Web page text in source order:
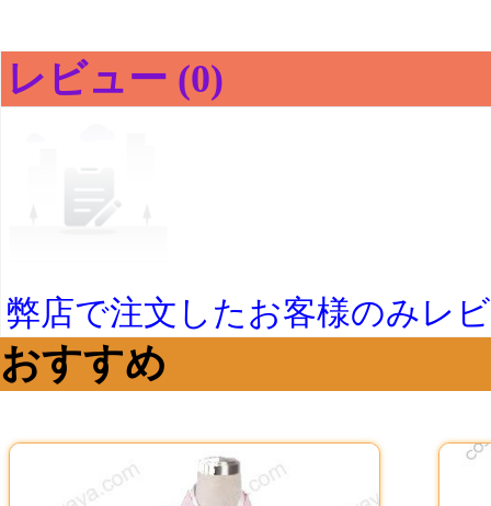
レビュー (0)
弊店で注文したお客様のみレ
おすすめ